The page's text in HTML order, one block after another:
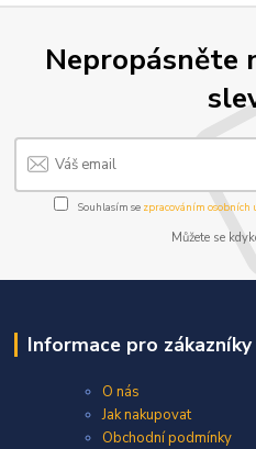
Nepropásněte
Souhlasím se zpracováním osobních
Můžete se
Informace pro zákazníky
O nás
Jak nakupovat
Obchodní podmínky